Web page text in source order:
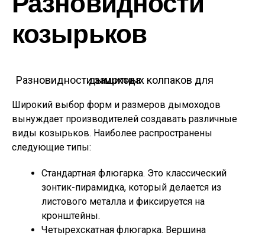
козырьков
Разновидности защитных колпаков для дымохода
Широкий выбор форм и размеров дымоходов
вынуждает производителей создавать различные
виды козырьков. Наиболее распространены
следующие типы:
Стандартная флюгарка. Это классический
зонтик-пирамидка, который делается из
листового металла и фиксируется на
кронштейны.
Четырехскатная флюгарка. Вершина